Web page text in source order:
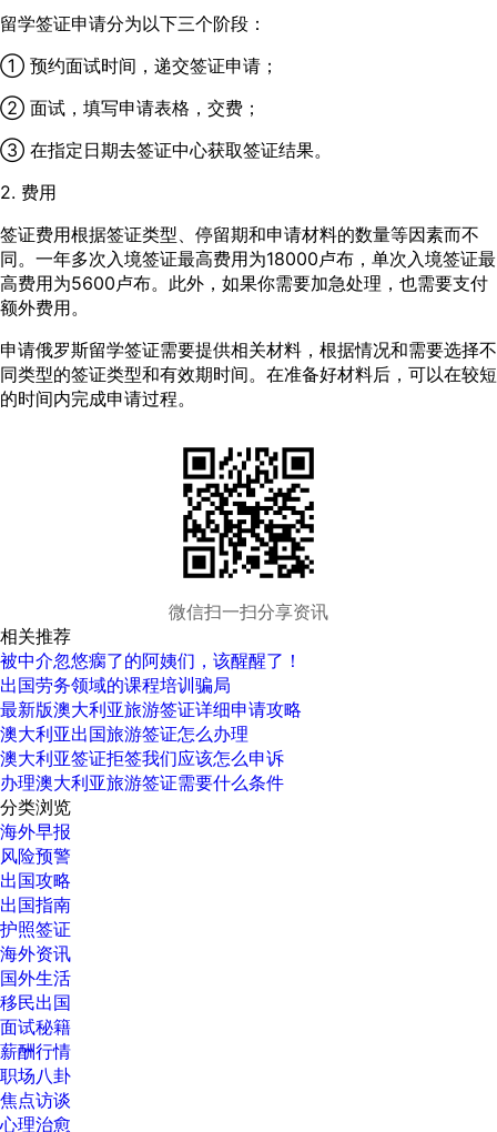
留学签证申请分为以下三个阶段：
① 预约面试时间，递交签证申请；
② 面试，填写申请表格，交费；
③ 在指定日期去签证中心获取签证结果。
2. 费用
签证费用根据签证类型、停留期和申请材料的数量等因素而不
同。一年多次入境签证最高费用为18000卢布，单次入境签证最
高费用为5600卢布。此外，如果你需要加急处理，也需要支付
额外费用。
申请俄罗斯留学签证需要提供相关材料，根据情况和需要选择不
同类型的签证类型和有效期时间。在准备好材料后，可以在较短
的时间内完成申请过程。
微信扫一扫分享资讯
相关推荐
被中介忽悠瘸了的阿姨们，该醒醒了！
出国劳务领域的课程培训骗局
最新版澳大利亚旅游签证详细申请攻略
澳大利亚出国旅游签证怎么办理
澳大利亚签证拒签我们应该怎么申诉
办理澳大利亚旅游签证需要什么条件
分类浏览
海外早报
风险预警
出国攻略
出国指南
护照签证
海外资讯
国外生活
移民出国
面试秘籍
薪酬行情
职场八卦
焦点访谈
心理治愈